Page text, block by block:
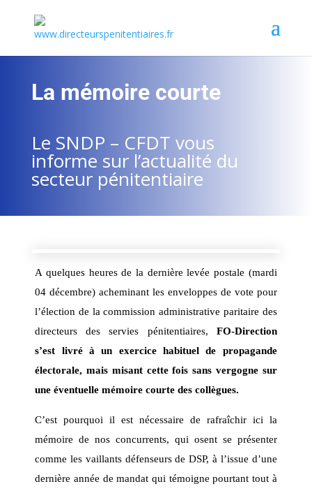
La mémoire courte
Le SNDP – CFDT vous
informe sur l’actualité du
secteur pénitentiaire
A quelques heures de la dernière levée postale (mardi
04 décembre) acheminant les enveloppes de vote pour
l’élection de la commission administrative paritaire des
directeurs des servies pénitentiaires, FO-Direction
s’est livré à un exercice habituel de propagande
électorale, mais misant cette fois sans vergogne sur
une éventuelle mémoire courte des collègues.
C’est pourquoi il est nécessaire de rafraîchir ici la
mémoire de nos concurrents, qui osent se présenter
comme les vaillants défenseurs de DSP, à l’issue d’une
dernière année de mandat qui témoigne pourtant tout à